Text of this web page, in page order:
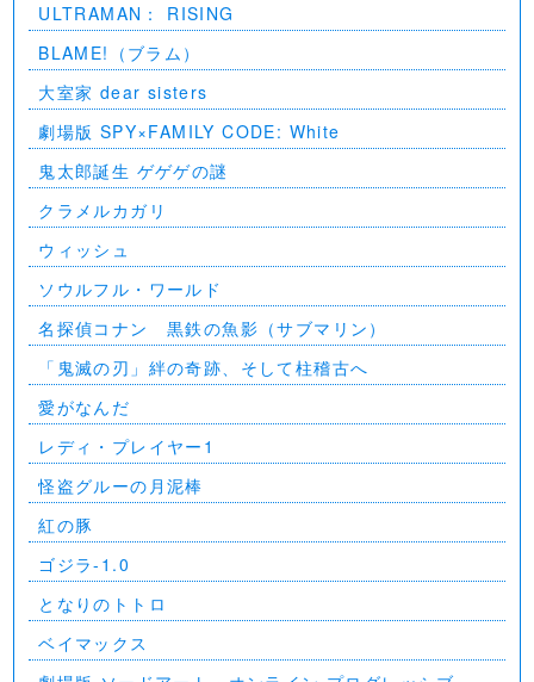
ULTRAMAN： RISING
BLAME!（ブラム）
大室家 dear sisters
劇場版 SPY×FAMILY CODE: White
⻤太郎誕生 ゲゲゲの謎
クラメルカガリ
ウィッシュ
ソウルフル・ワールド
名探偵コナン 黒鉄の魚影（サブマリン）
「鬼滅の刃」絆の奇跡、そして柱稽古へ
愛がなんだ
レディ・プレイヤー1
怪盗グルーの月泥棒
紅の豚
ゴジラ-1.0
となりのトトロ
ベイマックス